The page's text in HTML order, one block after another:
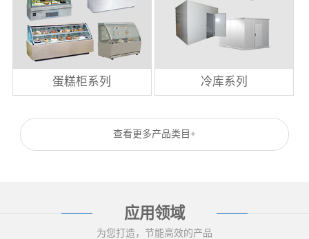
蛋糕柜系列 冷库系列
查看更多产品类目+
应用领域
为您打造，节能高效的产品